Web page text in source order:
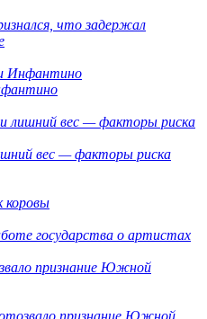
что задержал
вес — факторы риска
коровы
государства о артистах
признание Южной